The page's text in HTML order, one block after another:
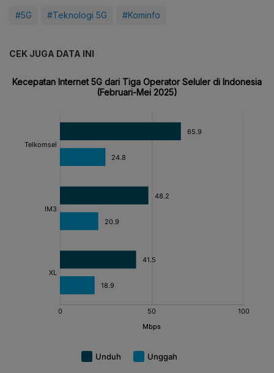
#5G #Teknologi 5G #Kominfo
CEK JUGA DATA INI